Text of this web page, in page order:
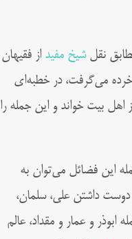
نقلشیخ مفید از فقیهان
می‌گرفت، در خطبه‌ای
اهل بیت خواند و این جمله را
این فضائل می‌توان به
داشتن علی، سلمان،
و عمار و مقداد، عالم